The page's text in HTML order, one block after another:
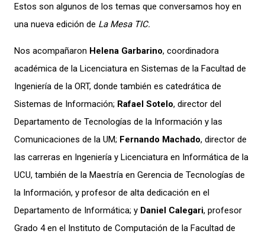
Estos son algunos de los temas que conversamos hoy en
una nueva edición de La Mesa TIC.
Nos acompañaron Helena Garbarino, coordinadora
académica de la Licenciatura en Sistemas de la Facultad de
Ingeniería de la ORT, donde también es catedrática de
Sistemas de Información; Rafael Sotelo, director del
Departamento de Tecnologías de la Información y las
Comunicaciones de la UM; Fernando Machado, director de
las carreras en Ingeniería y Licenciatura en Informática de la
UCU, también de la Maestría en Gerencia de Tecnologías de
la Información, y profesor de alta dedicación en el
Departamento de Informática; y Daniel Calegari, profesor
Grado 4 en el Instituto de Computación de la Facultad de